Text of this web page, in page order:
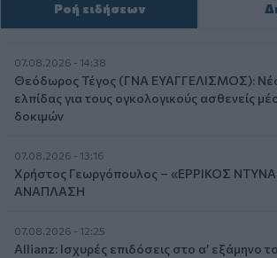
Ροή ειδήσεων
07.08.2026 - 14:38
Θεόδωρος Τέγος (ΓΝΑ ΕΥΑΓΓΕΛΙΣΜΟΣ):
ελπίδας για τους ογκολογικούς ασθενείς
δοκιμών
07.08.2026 - 13:16
Χρήστος Γεωργόπουλος – «ΕΡΡΙΚΟΣ
ΑΝΑΠΛΑΣΗ
07.08.2026 - 12:25
Allianz: Ισχυρές επιδόσεις στο α’ εξάμηνο